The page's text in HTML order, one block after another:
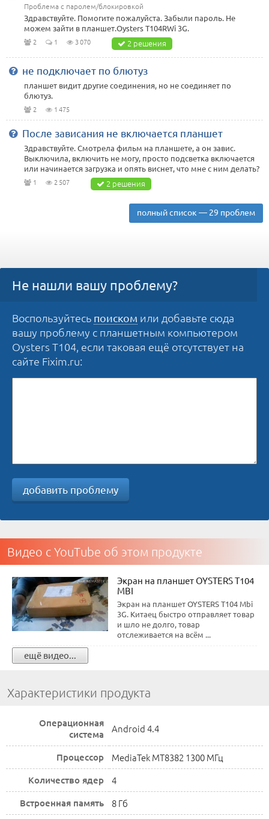
Проблема с паролем/блокировкой
Здравствуйте. Помогите пожалуйста. Забыли пароль. Не
можем зайти в планшет.Oysters T104RWi 3G.
2 1 3 070 2 решения
не подключает по блютуз
планшет видит другие соединения, но не соединяет по
блютуз.
2 1 475
После зависания не включается планшет
Здравствуйте. Смотрела фильм на планшете, а он завис.
Выключила, включить не могу, просто подсветка включается
или начинается загрузка и опять виснет, что мне с ним делать?
1 2 507 2 решения
полный список — 29 проблем
Не нашли вашу проблему?
Воспользуйтесь поиском или добавьте сюда
вашу проблему с планшетным компьютером
Oysters T104, если таковая ещё отсутствует на
сайте Fixim.ru:
добавить проблему
Видео с YouTube об этом продукте
Экран на планшет OYSTERS T104
MBI
Экран на планшет OYSTERS T104 Mbi
3G. Китаец быстро отправляет товар
и шло не долго, товар
отслеживается на всём ...
ещё видео...
Характеристики продукта
Операционная
система
Android 4.4
Процессор MediaTek MT8382 1300 МГц
Количество ядер 4
Встроенная память 8 Гб